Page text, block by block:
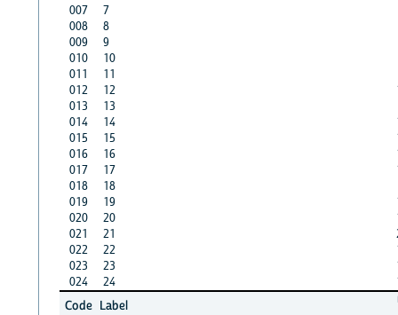
007
7
008
8
009
9
010
10
011
11
012
12
013
13
014
14
015
15
016
16
017
17
018
18
019
19
020
20
021
21
022
22
023
23
024
24
Code Label